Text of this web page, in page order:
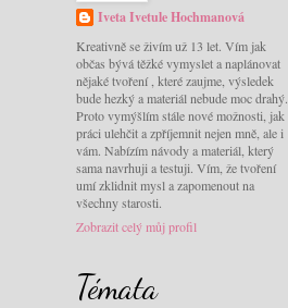
Iveta Ivetule Hochmanová
Kreativně se živím už 13 let. Vím jak
občas bývá těžké vymyslet a naplánovat
nějaké tvoření , které zaujme, výsledek
bude hezký a materiál nebude moc drahý.
Proto vymýšlím stále nové možnosti, jak
práci ulehčit a zpříjemnit nejen mně, ale i
vám. Nabízím návody a materiál, který
sama navrhuji a testuji. Vím, že tvoření
umí zklidnit mysl a zapomenout na
všechny starosti.
Zobrazit celý můj profil
Témata